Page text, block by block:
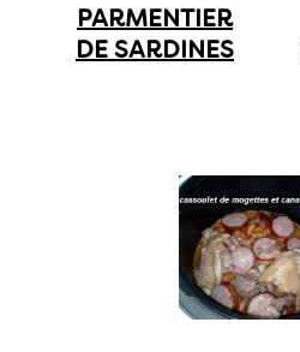
PARMENTIER
DE SARDINES